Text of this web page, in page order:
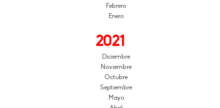
Febrero
Enero
2021
Diciembre
Noviembre
Octubre
Septiembre
Mayo